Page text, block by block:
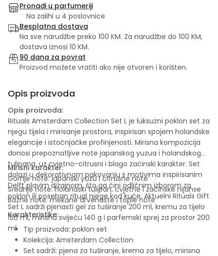
Pronađi u parfumeriji
Na zalihi u 4 poslovnice
Besplatna dostava
Na sve narudžbe preko 100 KM. Za narudžbe do 100 KM,
dostava iznosi 10 KM.
90 dana za povrat
Proizvod možete vratiti ako nije otvoren i korišten.
Opis proizvoda
Opis proizvoda:
Rituals Amsterdam Collection Set L je luksuzni poklon set za
njegu tijela i mirisanje prostora, inspirisan spojem holandske
elegancije i istočnjačke profinjenosti. Mirisna kompozicija
donosi prepoznatljive note japanskog yuzua i holandskog
tulipana, uz cvjetno-citrusni i blago začinski karakter. Set
dolazi u dekorativnom pakovanju s motivima inspirisanim
Delft plavim dizajnom, što ga čini odličnim izborom za
poklon ili poseban ritual njege kod kuće. Aktuelni Rituals Gift
Set L sadrži pjenasti gel za tuširanje 200 ml, kremu za tijelo
150 ml, mirisnu svijeću 140 g i parfemski sprej za prostor 200
ml.
Mirisni karakter:
Gornje note: japanski yuzu i citrusne note
Srednje note: holandski tulipan, cvjetne i začinske nijanse
Bazne note: mekane drvenaste i tople note
Karakteristike:
Tip proizvoda: poklon set
Kolekcija: Amsterdam Collection
Set sadrži: pjena za tuširanje, krema za tijelo, mirisna